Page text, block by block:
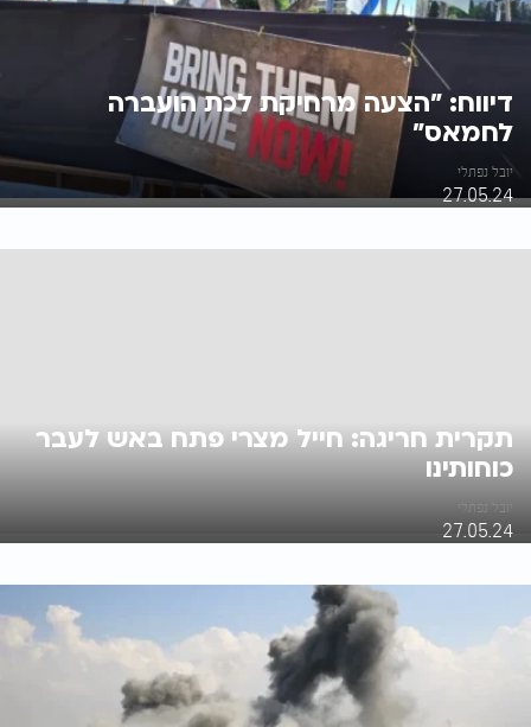
דיווח: "הצעה מרחיקת לכת הועברה
לחמאס"
יובל נפתלי
27.05.24
תקרית חריגה: חייל מצרי פתח באש לעבר
כוחותינו
יובל נפתלי
27.05.24